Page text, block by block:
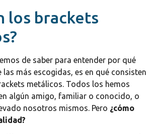
los brackets
de saber para entender por qué
las más escogidas, es en qué consisten
metálicos. Todos los hemos
algún amigo, familiar o conocido, o
nosotros mismos. Pero ¿cómo